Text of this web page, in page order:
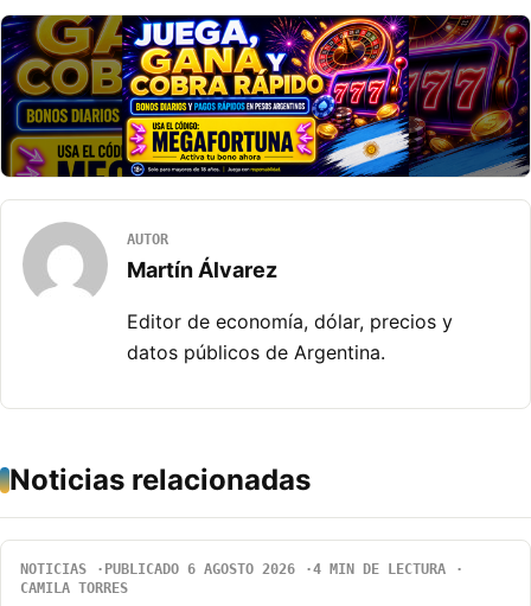
AUTOR
Martín Álvarez
Editor de economía, dólar, precios y
datos públicos de Argentina.
Noticias relacionadas
NOTICIAS PUBLICADO 6 AGOSTO 2026
4 MIN DE LECTURA
CAMILA TORRES